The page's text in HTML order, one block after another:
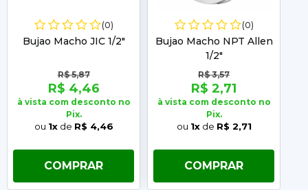
(0)
Bujao Macho JIC 1/2"
R$ 5,87
R$ 4,46
à vista com desconto no
Pix.
ou 1xde R$ 4,46
COMPRAR
(0)
Bujao Macho NPT Allen
1/2"
R$ 3,57
R$ 2,71
à vista com desconto no
Pix.
ou 1xde R$ 2,71
COMPRAR